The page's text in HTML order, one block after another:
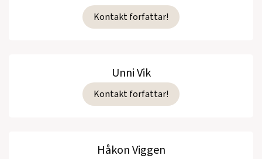
Kontakt forfattar!
Unni Vik
Kontakt forfattar!
Håkon Viggen